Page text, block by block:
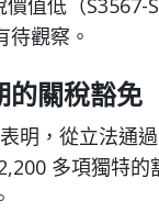
值低（
觀察。
的關稅豁免
明，從立法通
多項獨特